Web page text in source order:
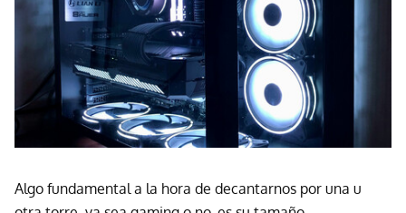
Algo fundamental a la hora de decantarnos por una u